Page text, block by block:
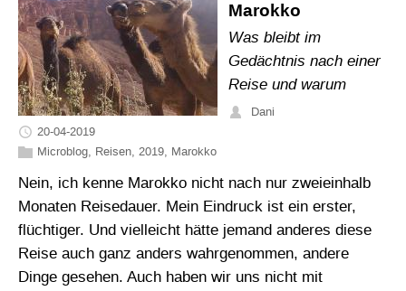
Marokko
Was bleibt im
Gedächtnis nach einer
Reise und warum
Dani
20-04-2019
Microblog, Reisen, 2019, Marokko
Nein, ich kenne Marokko nicht nach nur zweieinhalb
Monaten Reisedauer. Mein Eindruck ist ein erster,
flüchtiger. Und vielleicht hätte jemand anderes diese
Reise auch ganz anders wahrgenommen, andere
Dinge gesehen. Auch haben wir uns nicht mit